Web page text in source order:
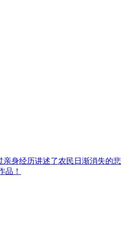
亲身经历讲述了农民日渐消失的悲
品！